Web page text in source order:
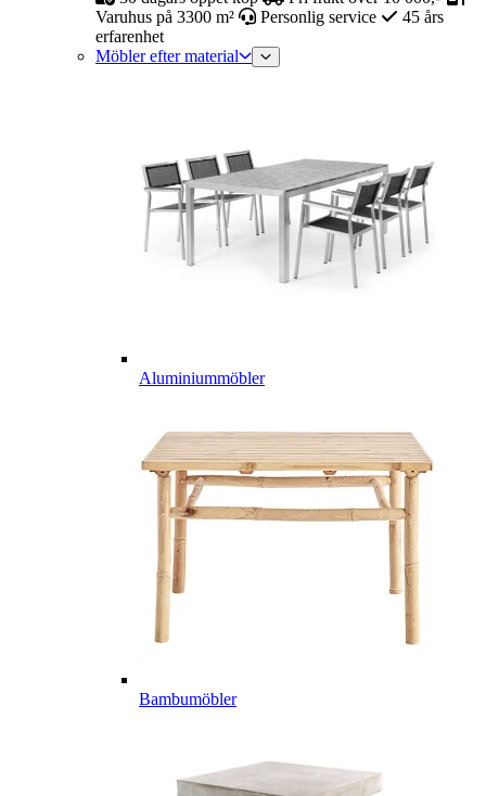
Varuhus på 3300 m²
Personlig service
45 års
erfarenhet
Möbler efter material
Aluminiummöbler
Bambumöbler